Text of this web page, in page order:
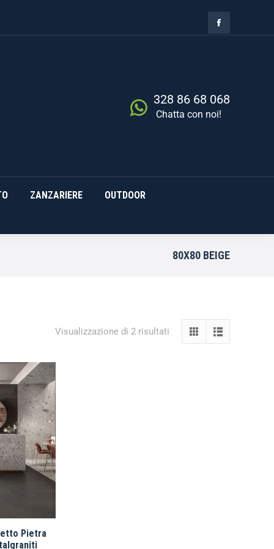
328 86 68 068
Chatta con noi!
ZANZARIERE OUTDOOR
80X80 BEIGE
Visualizzazione di 2 risultati
Pietra